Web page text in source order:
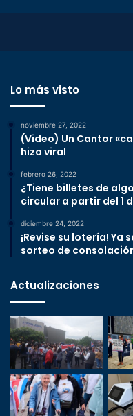
Lo más visto
noviembre 27, 2022
(Video) Un Cantor
hizo viral
febrero 26, 2022
¿Tiene billetes de
circular a partir del 1
diciembre 24, 2022
¡Revise su lotería!
sorteo de
Actualizaciones